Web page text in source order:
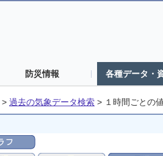
防災情報 各種データ・
> 過去の気象データ検索 > １時間ごとの